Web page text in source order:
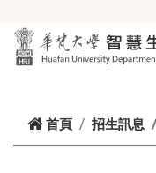
首頁 招生訊息